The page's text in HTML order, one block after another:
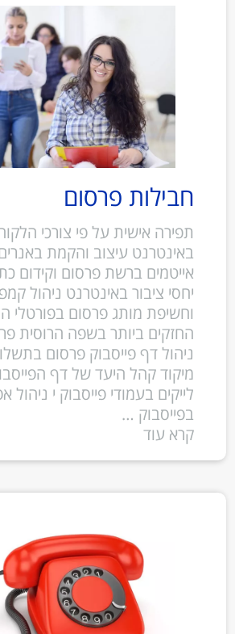
חבילות פרסום
תפירה אישית על פי צורכי
באינטרנט עיצוב והקמת
אייטמים ברשת פרסום וקידום
יחסי ציבור באינטרנט ניהול
וחשיפת מותג פרסום בפורטלי
החזקים ביותר בשפה הרוסית
ניהול דף פייסבוק פרסום
מיקוד קהל היעד של דף
לייקים בעמודי פייסבוק י ניהול
בפייסבוק …
קרא עוד